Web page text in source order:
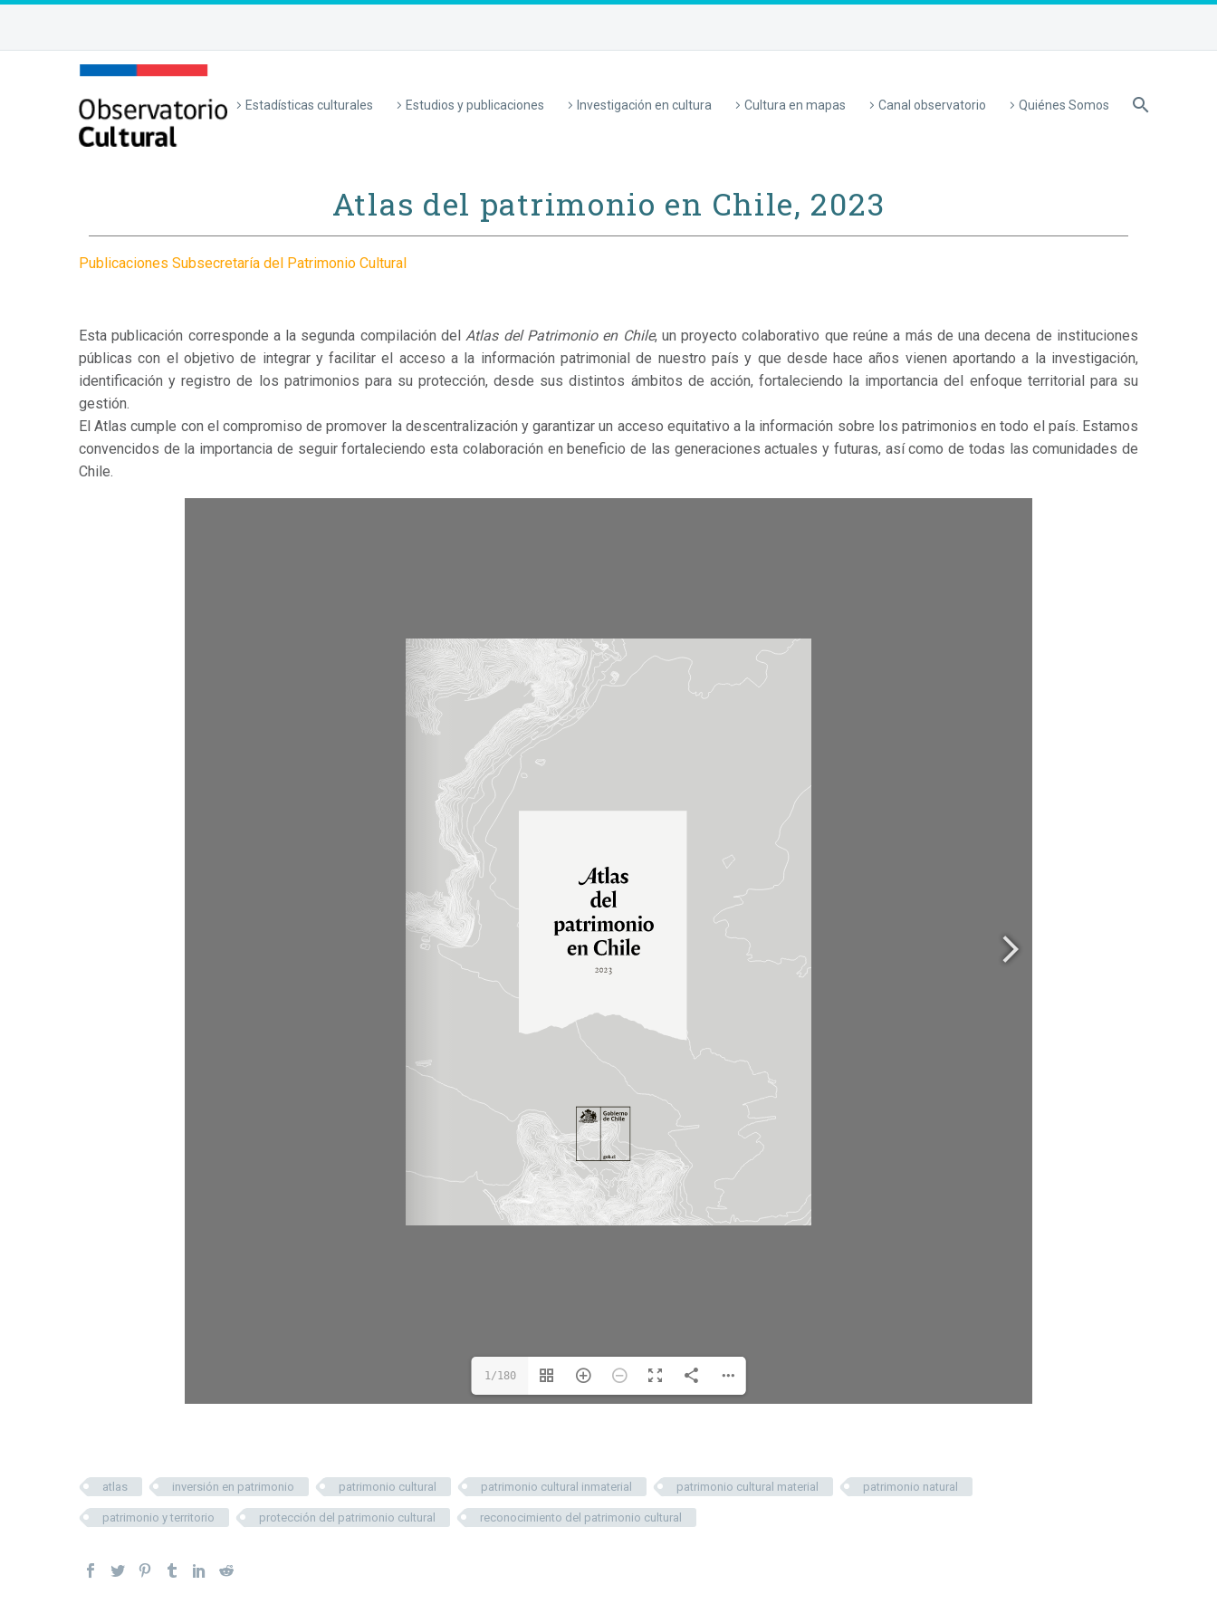
Estadísticas culturales Estudios y publicaciones Investigación en cultura Cultura en mapas Canal observatorio Quiénes Somos
Atlas del patrimonio en Chile, 2023
Publicaciones Subsecretaría del Patrimonio Cultural
Esta publicación corresponde a la segunda compilación del Atlas del Patrimonio en Chile, un proyecto colaborativo que reúne a más de una decena de instituciones
públicas con el objetivo de integrar y facilitar el acceso a la información patrimonial de nuestro país y que desde hace años vienen aportando a la investigación,
identificación y registro de los patrimonios para su protección, desde sus distintos ámbitos de acción, fortaleciendo la importancia del enfoque territorial para su
gestión.
El Atlas cumple con el compromiso de promover la descentralización y garantizar un acceso equitativo a la información sobre los patrimonios en todo el país. Estamos
convencidos de la importancia de seguir fortaleciendo esta colaboración en beneficio de las generaciones actuales y futuras, así como de todas las comunidades de
Chile.
1/180
atlas inversión en patrimonio patrimonio cultural patrimonio cultural inmaterial patrimonio cultural material patrimonio natural
patrimonio y territorio protección del patrimonio cultural reconocimiento del patrimonio cultural